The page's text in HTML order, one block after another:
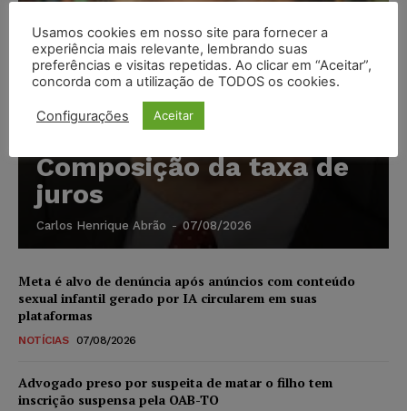
Composição da taxa de
juros
Carlos Henrique Abrão - 07/08/2026
Meta é alvo de denúncia após anúncios com conteúdo
sexual infantil gerado por IA circularem em suas
plataformas
NOTÍCIAS 07/08/2026
Advogado preso por suspeita de matar o filho tem
inscrição suspensa pela OAB-TO
Usamos cookies em nosso site para fornecer a
experiência mais relevante, lembrando suas
preferências e visitas repetidas. Ao clicar em “Aceitar”,
concorda com a utilização de TODOS os cookies.
Configurações Aceitar